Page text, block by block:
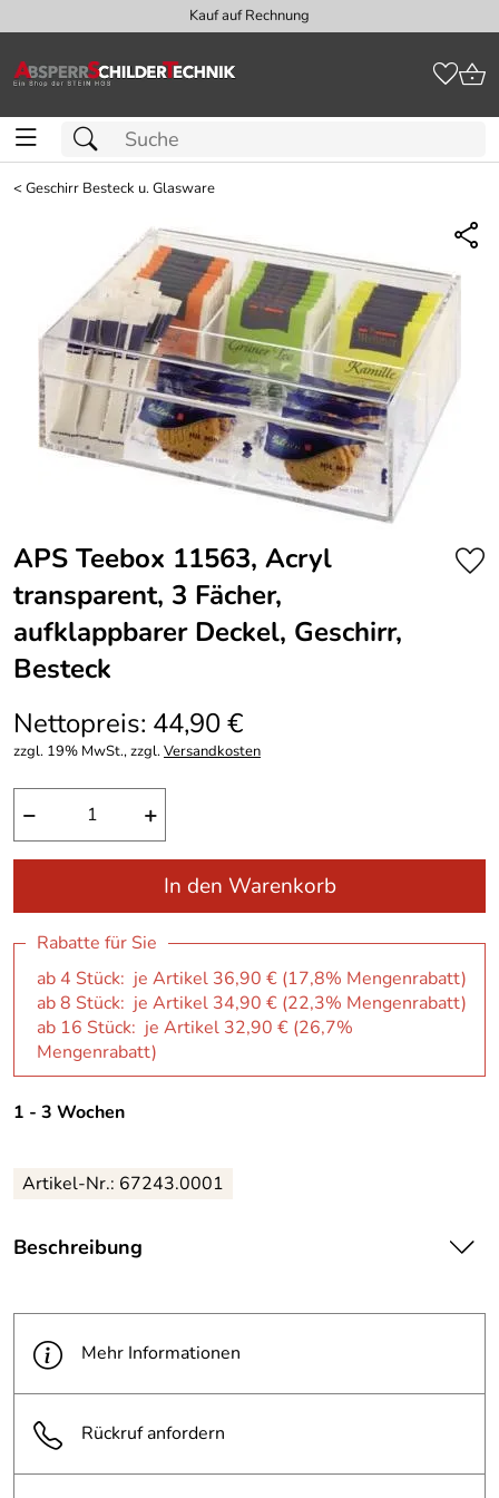
Kauf auf Rechnung
<Geschirr Besteck u. Glasware
APS Teebox 11563, Acryl
transparent, 3 Fächer,
aufklappbarer Deckel, Geschirr,
Besteck
Nettopreis: 44,90 €
zzgl. 19% MwSt., zzgl.Versandkosten
− +
In den Warenkorb
Rabatte für Sie
ab 4 Stück: je Artikel 36,90 € (17,8% Mengenrabatt)
ab 8 Stück: je Artikel 34,90 € (22,3% Mengenrabatt)
ab 16 Stück: je Artikel 32,90 € (26,7%
Mengenrabatt)
1 - 3 Wochen
Artikel-Nr.: 67243.0001
Beschreibung
Mehr Informationen
Rückruf anfordern